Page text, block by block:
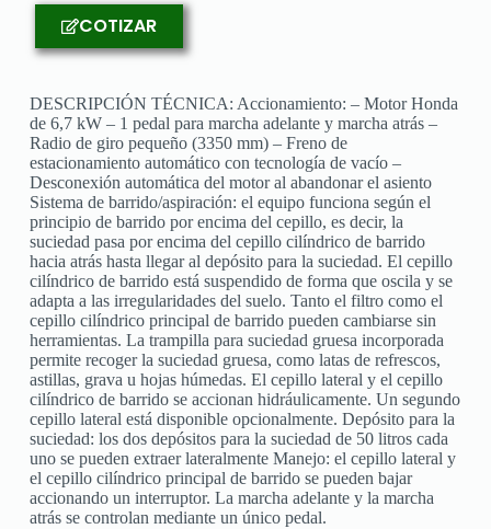
COTIZAR
DESCRIPCIÓN TÉCNICA: Accionamiento: – Motor Honda
de 6,7 kW – 1 pedal para marcha adelante y marcha atrás –
Radio de giro pequeño (3350 mm) – Freno de
estacionamiento automático con tecnología de vacío –
Desconexión automática del motor al abandonar el asiento
Sistema de barrido/aspiración: el equipo funciona según el
principio de barrido por encima del cepillo, es decir, la
suciedad pasa por encima del cepillo cilíndrico de barrido
hacia atrás hasta llegar al depósito para la suciedad. El cepillo
cilíndrico de barrido está suspendido de forma que oscila y se
adapta a las irregularidades del suelo. Tanto el filtro como el
cepillo cilíndrico principal de barrido pueden cambiarse sin
herramientas. La trampilla para suciedad gruesa incorporada
permite recoger la suciedad gruesa, como latas de refrescos,
astillas, grava u hojas húmedas. El cepillo lateral y el cepillo
cilíndrico de barrido se accionan hidráulicamente. Un segundo
cepillo lateral está disponible opcionalmente. Depósito para la
suciedad: los dos depósitos para la suciedad de 50 litros cada
uno se pueden extraer lateralmente Manejo: el cepillo lateral y
el cepillo cilíndrico principal de barrido se pueden bajar
accionando un interruptor. La marcha adelante y la marcha
atrás se controlan mediante un único pedal.